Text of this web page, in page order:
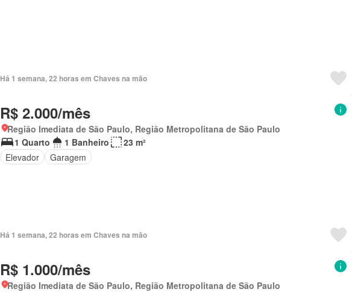
Há 1 semana, 22 horas em Chaves na mão
R$ 2.000/mês
Região Imediata de São Paulo, Região Metropolitana de São Paulo
1 Quarto
1 Banheiro
23 m²
Elevador
Garagem
Há 1 semana, 22 horas em Chaves na mão
R$ 1.000/mês
Região Imediata de São Paulo, Região Metropolitana de São Paulo